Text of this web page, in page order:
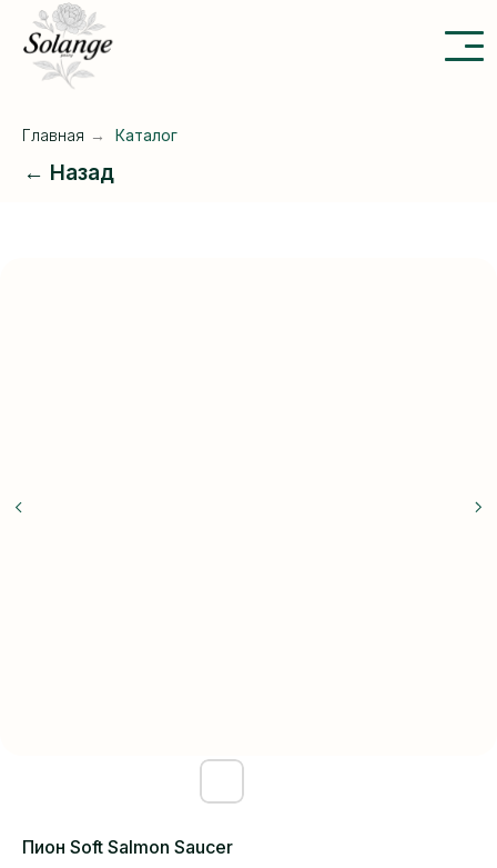
Главная → Каталог
← Назад
Пион Soft Salmon Saucer